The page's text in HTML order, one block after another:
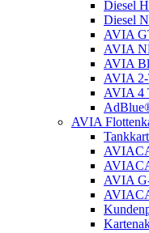
Diesel
Diesel
AVIA
AVIA
AVIA
AVIA
AVIA 4
AVIA
AVIA